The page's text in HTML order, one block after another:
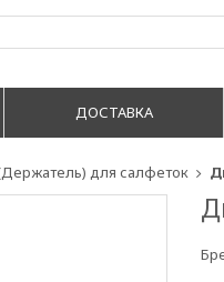
для салфеток
ДОСТАВКА